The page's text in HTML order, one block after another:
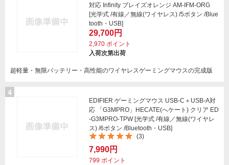
対応 Infinity ブレイズオレンジ AM-IFM-ORG
[光学式 /有線／無線(ワイヤレス) /5ボタン /Blue
tooth・USB]
29,700円
2,970 ポイント
入荷次第出荷
超軽量・無限バッテリー・高性能のワイヤレスゲーミングマウスの完成版
4
EDIFIER ゲーミングマウス USB-C＋USB-A対
応 「G3MPRO」HECATE(へケート) クリア ED
-G3MPRO-TPW [光学式 /有線／無線(ワイヤレ
ス) /6ボタン /Bluetooth・USB]
(3)
7,990円
799 ポイント